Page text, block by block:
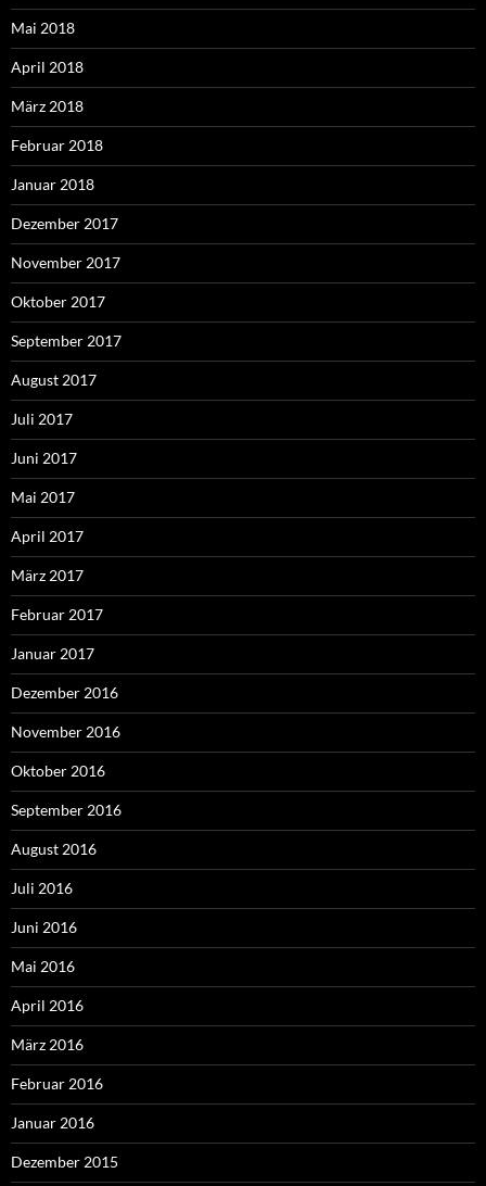
Mai 2018
April 2018
März 2018
Februar 2018
Januar 2018
Dezember 2017
November 2017
Oktober 2017
September 2017
August 2017
Juli 2017
Juni 2017
Mai 2017
April 2017
März 2017
Februar 2017
Januar 2017
Dezember 2016
November 2016
Oktober 2016
September 2016
August 2016
Juli 2016
Juni 2016
Mai 2016
April 2016
März 2016
Februar 2016
Januar 2016
Dezember 2015